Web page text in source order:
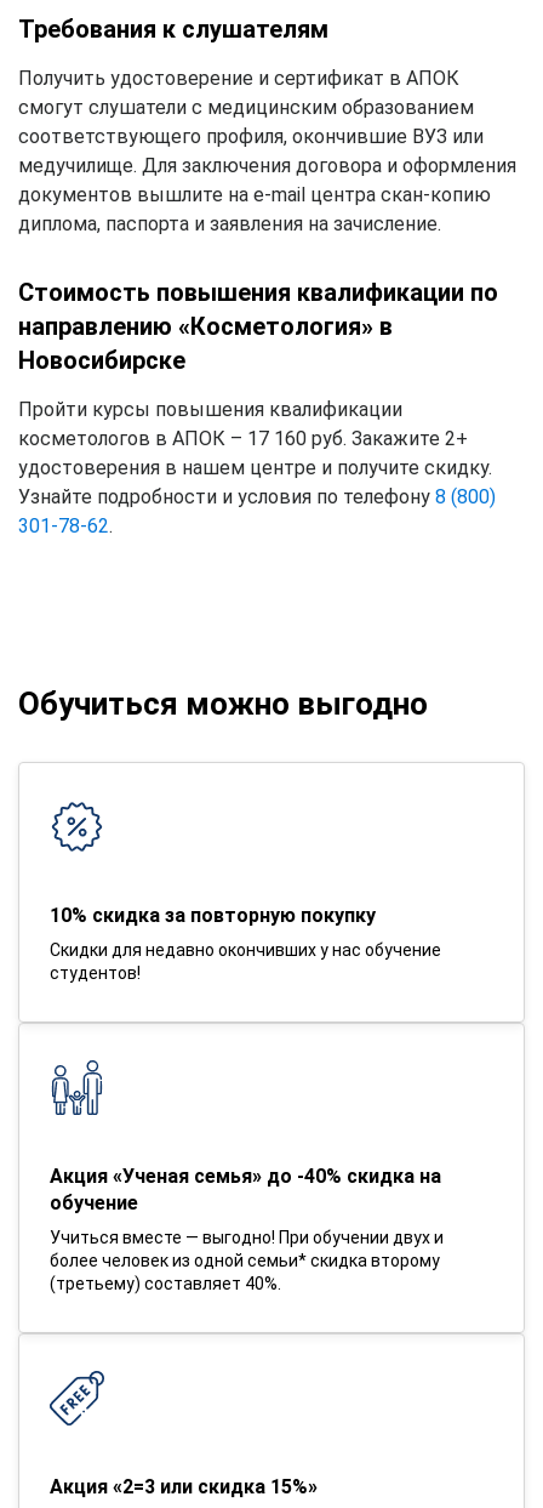
Требования к слушателям
Получить удостоверение и сертификат в АПОК
смогут слушатели с медицинским образованием
соответствующего профиля, окончившие ВУЗ или
медучилище. Для заключения договора и оформления
документов вышлите на e-mail центра скан-копию
диплома, паспорта и заявления на зачисление.
Стоимость повышения квалификации по
направлению «Косметология» в
Новосибирске
Пройти курсы повышения квалификации
косметологов в АПОК – 17 160 руб. Закажите 2+
удостоверения в нашем центре и получите скидку.
Узнайте подробности и условия по телефону 8 (800)
301-78-62.
Обучиться можно выгодно
10% скидка за повторную покупку
Скидки для недавно окончивших у нас обучение
студентов!
Акция «Ученая семья» до -40% скидка на
обучение
Учиться вместе — выгодно! При обучении двух и
более человек из одной семьи* скидка второму
(третьему) составляет 40%.
Акция «2=3 или скидка 15%»